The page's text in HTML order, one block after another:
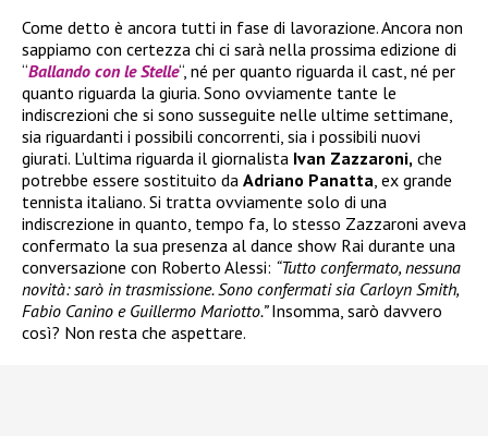
Come detto è ancora tutti in fase di lavorazione. Ancora non
sappiamo con certezza chi ci sarà nella prossima edizione di
“Ballando con le Stelle“, né per quanto riguarda il cast, né per
quanto riguarda la giuria. Sono ovviamente tante le
indiscrezioni che si sono susseguite nelle ultime settimane,
sia riguardanti i possibili concorrenti, sia i possibili nuovi
giurati. L’ultima riguarda il giornalista Ivan Zazzaroni, che
potrebbe essere sostituito da Adriano Panatta , ex grande
tennista italiano. Si tratta ovviamente solo di una
indiscrezione in quanto, tempo fa, lo stesso Zazzaroni aveva
confermato la sua presenza al dance show Rai durante una
conversazione con Roberto Alessi: “Tutto confermato, nessuna
novità: sarò in trasmissione. Sono confermati sia Carloyn Smith,
Fabio Canino e Guillermo Mariotto.”Insomma, sarò davvero
così? Non resta che aspettare.